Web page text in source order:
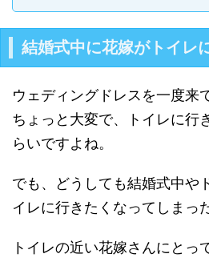
結婚式中に花嫁がトイレ
ウェディングドレスを一度来
ちょっと大変で、トイレに行
らいですよね。
でも、どうしても結婚式中や
イレに行きたくなってしまっ
トイレの近い花嫁さんにとっ